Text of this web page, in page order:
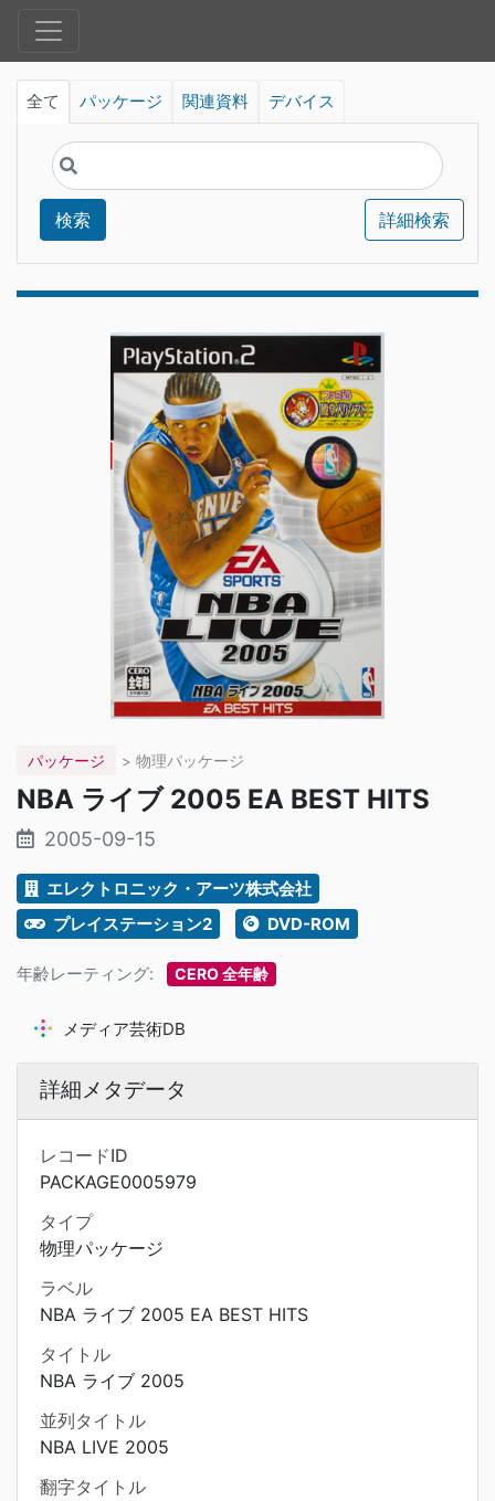
全て パッケージ 関連資料 デバイス
検索 詳細検索
パッケージ > 物理パッケージ
NBA ライブ 2005 EA BEST HITS
2005-09-15
エレクトロニック・アーツ株式会社
プレイステーション2
DVD-ROM
年齢レーティング: CERO 全年齢
メディア芸術DB
詳細メタデータ
レコードID
PACKAGE0005979
タイプ
物理パッケージ
ラベル
NBA ライブ 2005 EA BEST HITS
タイトル
NBA ライブ 2005
並列タイトル
NBA LIVE 2005
翻字タイトル